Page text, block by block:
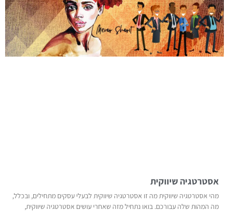
אסטרטגיה שיווקית
מהי אסטרטגיה שיווקית מה זו אסטרטגיה שיווקית לבעלי עסקים מתחילים, ובכלל,
מה המהות שלה עבורכם. בואו נתחיל מזה שאחרי עושים אסטרטגיה שיווקית,